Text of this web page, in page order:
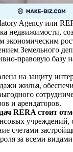
Agency или
недвижимости,
экономическим
Земельного
правовую базу
на защиту
жилья,
и арендаторов.
RERA стоит
учреждений,
счетами
за всеми